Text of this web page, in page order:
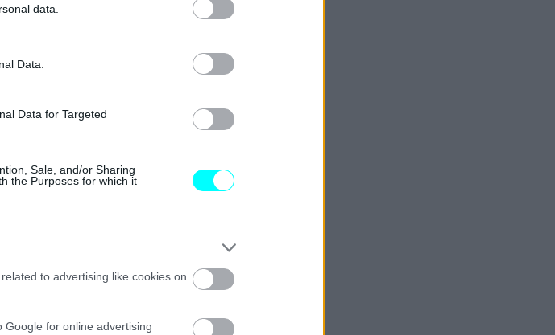
data.
Data.
Data for Targeted
Sale, and/or Sharing
the Purposes for which it
to advertising like cookies on
Google for online advertising